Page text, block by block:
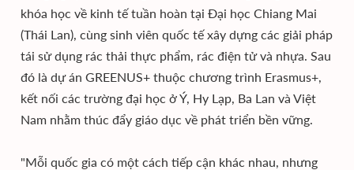
khóa học về kinh tế tuần hoàn tại Đại học Chiang Mai
(Thái Lan), cùng sinh viên quốc tế xây dựng các giải pháp
tái sử dụng rác thải thực phẩm, rác điện tử và nhựa. Sau
đó là dự án GREENUS+ thuộc chương trình Erasmus+,
kết nối các trường đại học ở Ý, Hy Lạp, Ba Lan và Việt
Nam nhằm thúc đẩy giáo dục về phát triển bền vững.
"Mỗi quốc gia có một cách tiếp cận khác nhau, nhưng